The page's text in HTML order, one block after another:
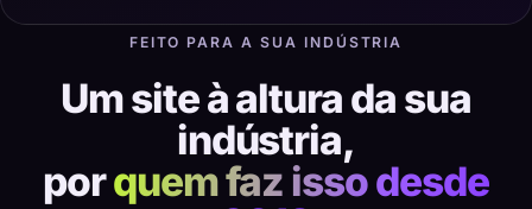
FEITO PARA A SUA INDÚSTRIA
Um site à altura da sua
indústria,
porquem faz isso desde